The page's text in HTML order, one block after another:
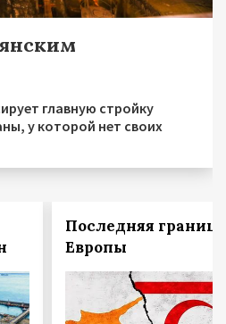
главную стройку
у которой нет своих
Последняя граница
Европы